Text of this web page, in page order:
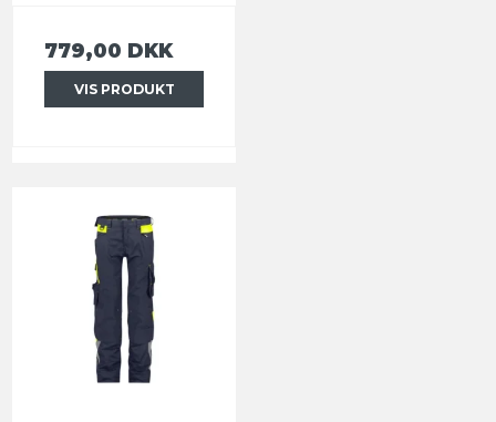
779,00 DKK
VIS PRODUKT